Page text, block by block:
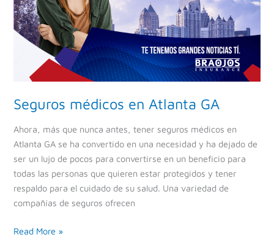
Seguros médicos en Atlanta GA
Ahora, más que nunca antes, tener seguros médicos en
Atlanta GA se ha convertido en una necesidad y ha dejado de
ser un lujo de pocos para convertirse en un beneficio para
todas las personas que quieren estar protegidos y tener
respaldo para el cuidado de su salud. Una variedad de
compañías de seguros ofrecen
Read More »